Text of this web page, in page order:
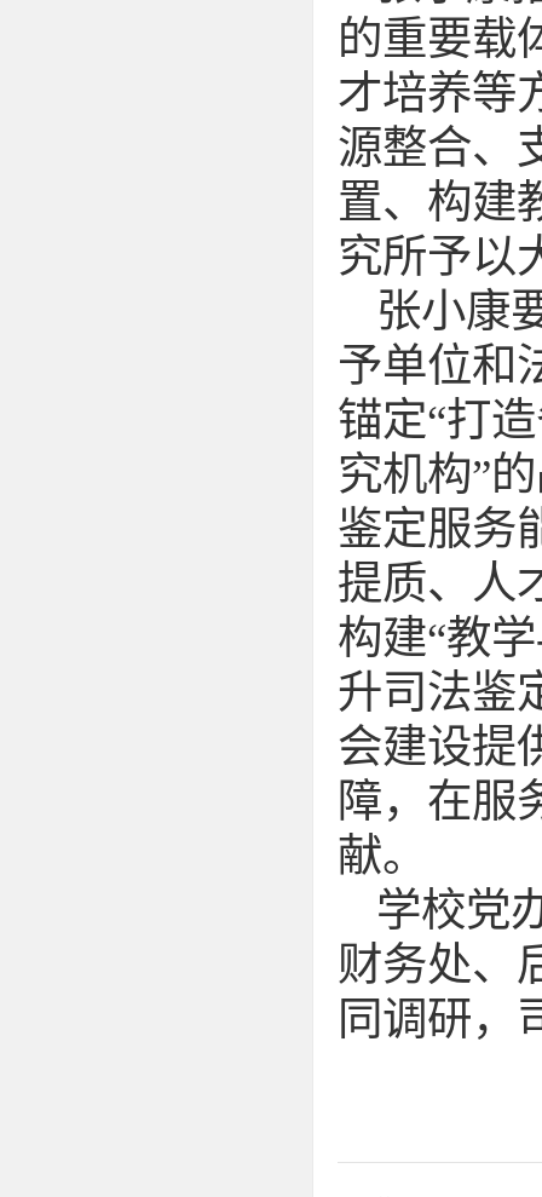
的重要载
才培养等
源整合、
置、构建
究所予以
张小康
予单位和
锚定“打
究机构”
鉴定服务
提质、人
构建“教
升司法鉴
会建设提
障，在服
献。
学校党
财务处、
同调研，